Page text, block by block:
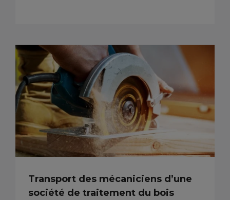
Transport des mécaniciens d’une
société de traitement du bois